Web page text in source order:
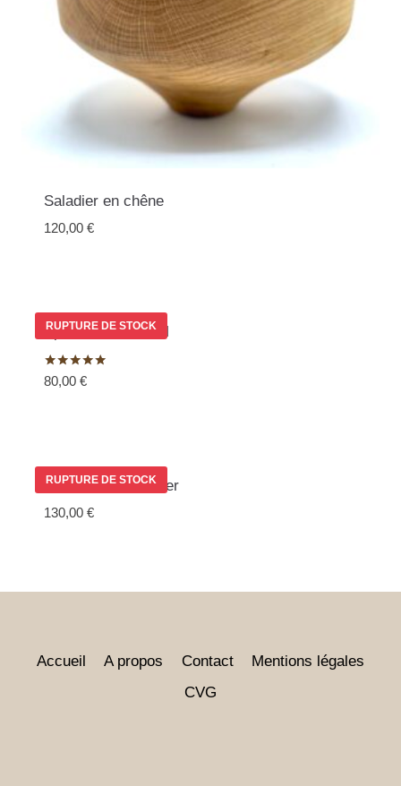
Saladier en chêne
120,00 €
RUPTURE DE STOCK
Epure – Poivrier M
Note
5.00
80,00 €
RUPTURE DE STOCK
Saladier en Robinier
130,00 €
Accueil A propos Contact
Mentions légales
CVG